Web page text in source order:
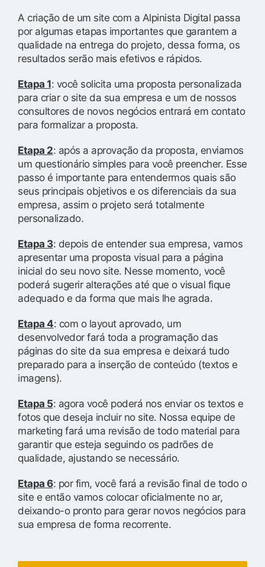
A criação de um site com a Alpinista Digital passa
por algumas etapas importantes que garantem a
qualidade na entrega do projeto, dessa forma, os
resultados serão mais efetivos e rápidos.
Etapa 1: você solicita uma proposta personalizada
para criar o site da sua empresa e um de nossos
consultores de novos negócios entrará em contato
para formalizar a proposta.
Etapa 2: após a aprovação da proposta, enviamos
um questionário simples para você preencher. Esse
passo é importante para entendermos quais são
seus principais objetivos e os diferenciais da sua
empresa, assim o projeto será totalmente
personalizado.
Etapa 3: depois de entender sua empresa, vamos
apresentar uma proposta visual para a página
inicial do seu novo site. Nesse momento, você
poderá sugerir alterações até que o visual fique
adequado e da forma que mais lhe agrada.
Etapa 4: com o layout aprovado, um
desenvolvedor fará toda a programação das
páginas do site da sua empresa e deixará tudo
preparado para a inserção de conteúdo (textos e
imagens).
Etapa 5: agora você poderá nos enviar os textos e
fotos que deseja incluir no site. Nossa equipe de
marketing fará uma revisão de todo material para
garantir que esteja seguindo os padrões de
qualidade, ajustando se necessário.
Etapa 6: por fim, você fará a revisão final de todo o
site e então vamos colocar oficialmente no ar,
deixando-o pronto para gerar novos negócios para
sua empresa de forma recorrente.